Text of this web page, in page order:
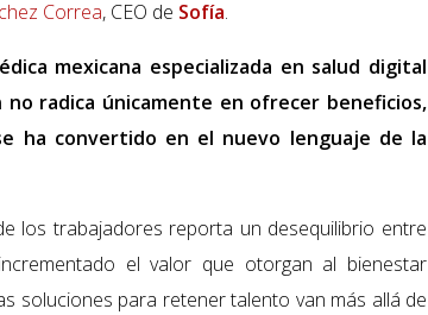
Correa, CEO de Sofía.
mexicana especializada en salud digital
radica únicamente en ofrecer beneficios,
ha convertido en el nuevo lenguaje de la
los trabajadores reporta un desequilibrio entre
el valor que otorgan al bienestar
soluciones para retener talento van más allá de